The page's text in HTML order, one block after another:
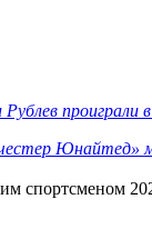
проиграли
Юнайтед»
спортсменом